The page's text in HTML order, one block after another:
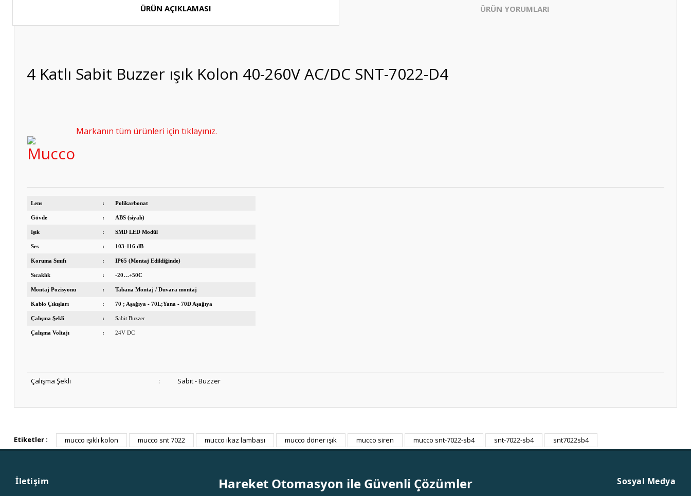
ÜRÜN AÇIKLAMASI ÜRÜN YORUMLARI
4 Katlı Sabit Buzzer ışık Kolon 40-260V AC/DC SNT-7022-D4
Markanın tüm ürünleri için tıklayınız.
Lens : Polikarbonat
Gövde : ABS (siyah)
Işık : SMD LED Modül
Ses : 103-116 dB
Koruma Sınıfı : IP65 (Montaj Edildiğinde)
Sıcaklık : -20…+50C
Montaj Pozisyonu : Tabana Montaj / Duvara montaj
Kablo Çıkışları : 70 ; Aşağıya - 70L;Yana - 70D Aşağıya
Çalışma Şekli : Sabit Buzzer
Çalışma Voltajı : 24V DC
Çalışma Şekli : Sabit - Buzzer
Bu ürüne ilk yorumu siz yapın!
Etiketler : mucco ışıklı kolon mucco snt 7022 mucco ikaz lambası mucco döner ışık mucco siren mucco snt-7022-sb4 snt-7022-sb4 snt7022sb4
İletişim Hareket Otomasyon ile Güvenli Çözümler Sosyal Medya